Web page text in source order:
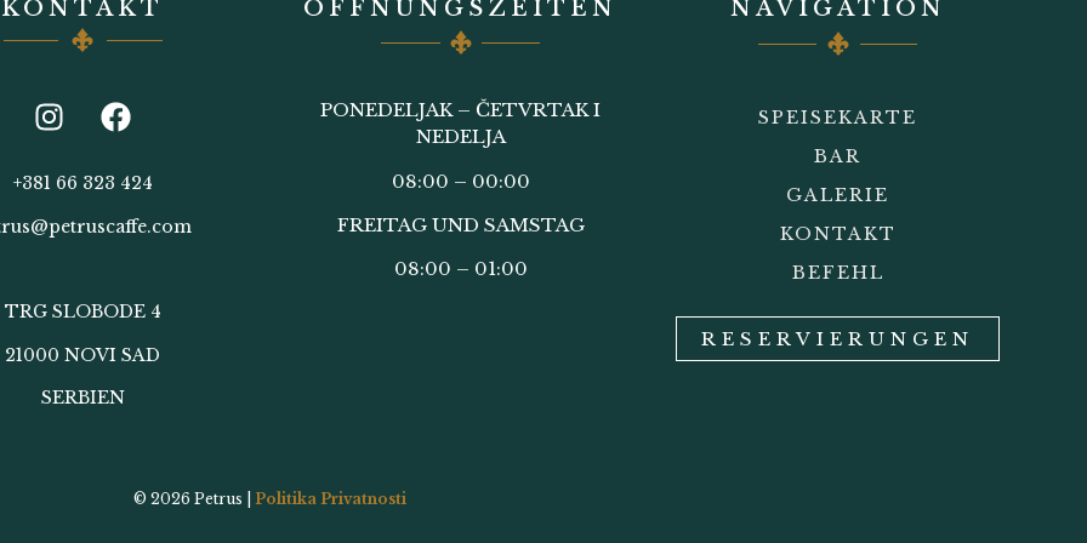
KONTAKT
+381 66 323 424
TRG SLOBODE 4
21000 NOVI SAD
SERBIEN
ÖFFNUNGSZEITEN
PONEDELJAK – ČETVRTAK I
NEDELJA
08:00 – 00:00
FREITAG UND SAMSTAG
08:00 – 01:00
NAVIGATION
SPEISEKARTE
BAR
GALERIE
KONTAKT
BEFEHL
RESERVIERUNGEN
© 2026 Petrus | Politika Privatnosti